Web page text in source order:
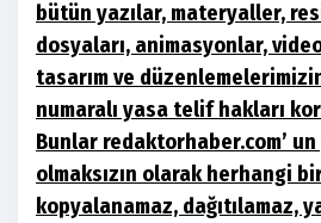
bütün yazılar, materyaller,
dosyaları, animasyonlar,
tasarım ve
numaralı yasa telif hakları
Bunlar redaktorhaber.com’ un
olmaksızın olarak herhangi
kopyalanamaz, dağıtılamaz,